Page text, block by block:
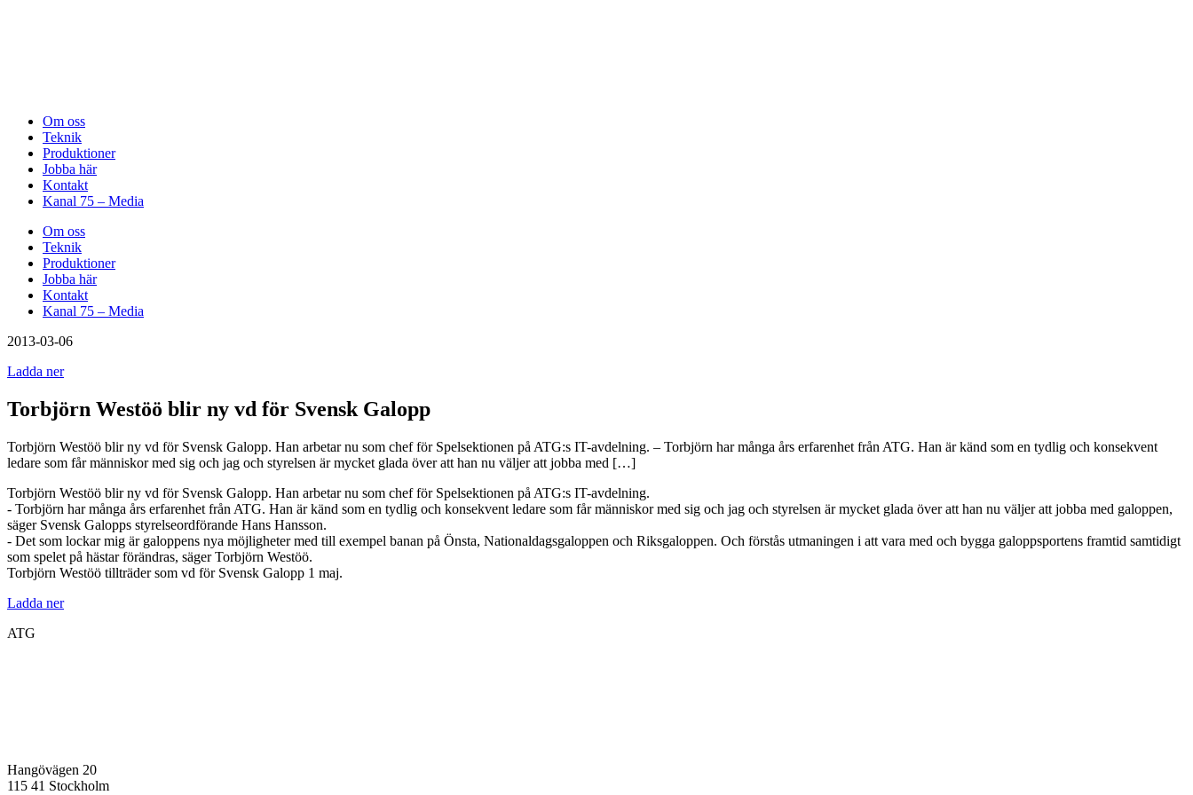
Om oss
Teknik
Produktioner
Jobba här
Kontakt
Kanal 75 – Media
Om oss
Teknik
Produktioner
Jobba här
Kontakt
Kanal 75 – Media
2013-03-06
Ladda ner
Torbjörn Westöö blir ny vd för Svensk Galopp
Torbjörn Westöö blir ny vd för Svensk Galopp. Han arbetar nu som chef för Spelsektionen på ATG:s IT-avdelning. – Torbjörn har många års erfarenhet från ATG. Han är känd som en tydlig och konsekvent
ledare som får människor med sig och jag och styrelsen är mycket glada över att han nu väljer att jobba med […]
Torbjörn Westöö blir ny vd för Svensk Galopp. Han arbetar nu som chef för Spelsektionen på ATG:s IT-avdelning.
- Torbjörn har många års erfarenhet från ATG. Han är känd som en tydlig och konsekvent ledare som får människor med sig och jag och styrelsen är mycket glada över att han nu väljer att jobba med galoppen,
säger Svensk Galopps styrelseordförande Hans Hansson.
- Det som lockar mig är galoppens nya möjligheter med till exempel banan på Önsta, Nationaldagsgaloppen och Riksgaloppen. Och förstås utmaningen i att vara med och bygga galoppsportens framtid samtidigt
som spelet på hästar förändras, säger Torbjörn Westöö.
Torbjörn Westöö tillträder som vd för Svensk Galopp 1 maj.
Ladda ner
ATG
Hangövägen 20
115 41 Stockholm